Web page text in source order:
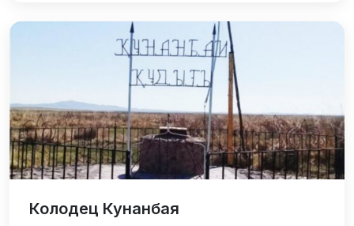
Колодец Кунанбая